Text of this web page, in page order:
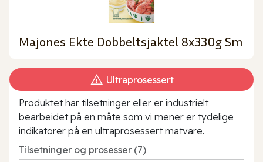
Majones Ekte Dobbeltsjaktel 8x330g Sm
Ultraprosessert
Produktet har tilsetninger eller er industrielt
bearbeidet på en måte som vi mener er tydelige
indikatorer på en ultraprosessert matvare.
Tilsetninger og prosesser (7)